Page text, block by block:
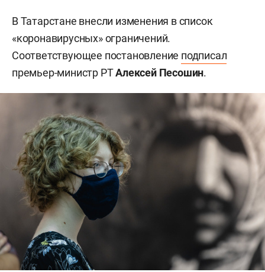
В Татарстане внесли изменения в список
«коронавирусных» ограничений.
Соответствующее постановление подписал
премьер-министр РТАлексей Песошин.